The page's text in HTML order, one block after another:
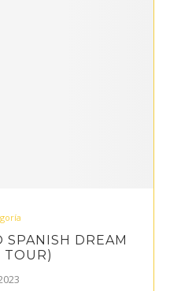
SPANISH DREAM
TOUR)